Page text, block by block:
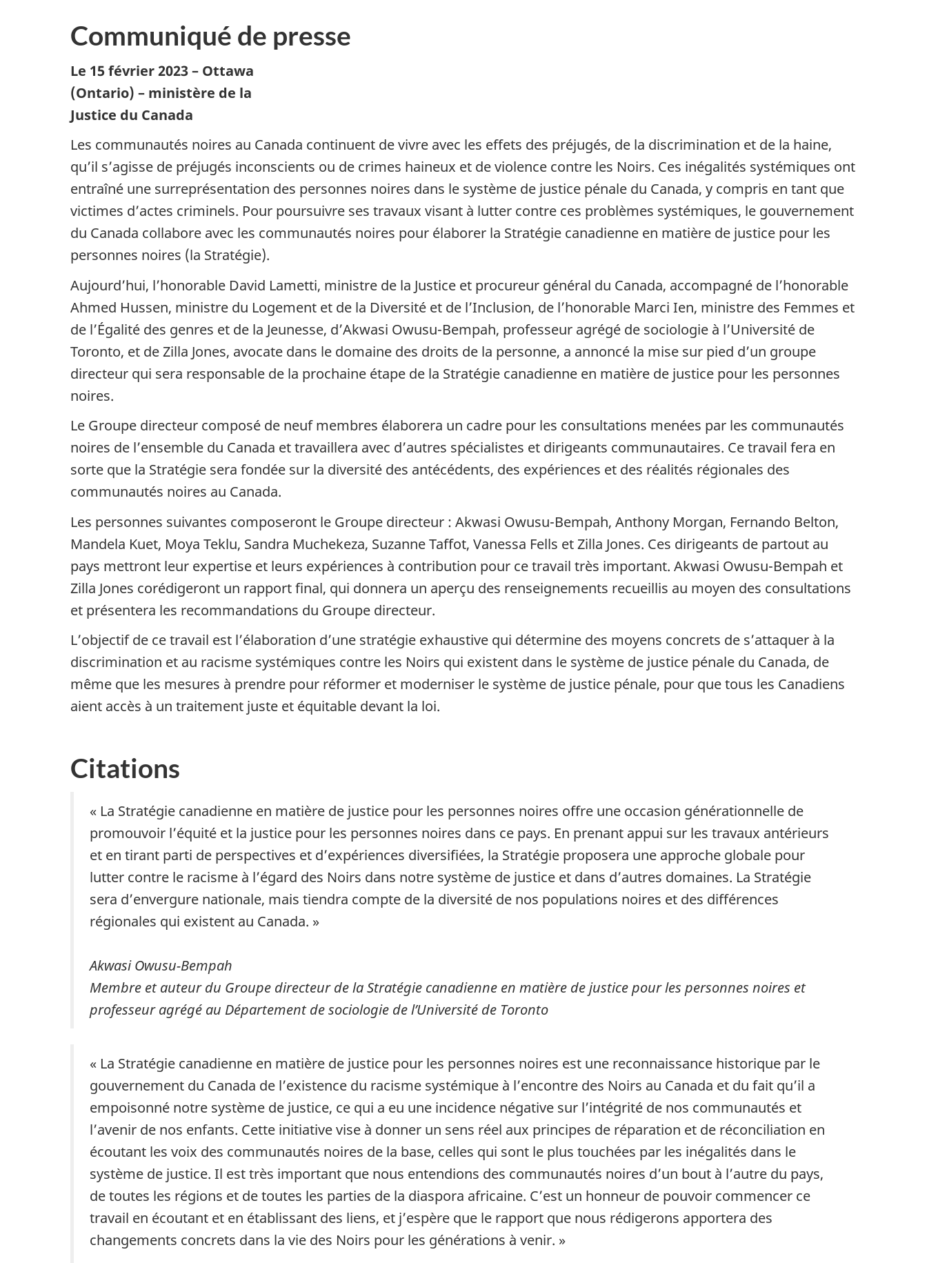
Communiqué de presse
Le 15 février 2023 – Ottawa
(Ontario) – ministère de la
Justice du Canada
Les communautés noires au Canada continuent de vivre avec les effets des préjugés, de la discrimination et de la haine,
qu’il s’agisse de préjugés inconscients ou de crimes haineux et de violence contre les Noirs. Ces inégalités systémiques ont
entraîné une surreprésentation des personnes noires dans le système de justice pénale du Canada, y compris en tant que
victimes d’actes criminels. Pour poursuivre ses travaux visant à lutter contre ces problèmes systémiques, le gouvernement
du Canada collabore avec les communautés noires pour élaborer la Stratégie canadienne en matière de justice pour les
personnes noires (la Stratégie).
Aujourd’hui, l’honorable David Lametti, ministre de la Justice et procureur général du Canada, accompagné de l’honorable
Ahmed Hussen, ministre du Logement et de la Diversité et de l’Inclusion, de l’honorable Marci Ien, ministre des Femmes et
de l’Égalité des genres et de la Jeunesse, d’Akwasi Owusu-Bempah, professeur agrégé de sociologie à l’Université de
Toronto, et de Zilla Jones, avocate dans le domaine des droits de la personne, a annoncé la mise sur pied d’un groupe
directeur qui sera responsable de la prochaine étape de la Stratégie canadienne en matière de justice pour les personnes
noires.
Le Groupe directeur composé de neuf membres élaborera un cadre pour les consultations menées par les communautés
noires de l’ensemble du Canada et travaillera avec d’autres spécialistes et dirigeants communautaires. Ce travail fera en
sorte que la Stratégie sera fondée sur la diversité des antécédents, des expériences et des réalités régionales des
communautés noires au Canada.
Les personnes suivantes composeront le Groupe directeur : Akwasi Owusu-Bempah, Anthony Morgan, Fernando Belton,
Mandela Kuet, Moya Teklu, Sandra Muchekeza, Suzanne Taffot, Vanessa Fells et Zilla Jones. Ces dirigeants de partout au
pays mettront leur expertise et leurs expériences à contribution pour ce travail très important. Akwasi Owusu-Bempah et
Zilla Jones corédigeront un rapport final, qui donnera un aperçu des renseignements recueillis au moyen des consultations
et présentera les recommandations du Groupe directeur.
L’objectif de ce travail est l’élaboration d’une stratégie exhaustive qui détermine des moyens concrets de s’attaquer à la
discrimination et au racisme systémiques contre les Noirs qui existent dans le système de justice pénale du Canada, de
même que les mesures à prendre pour réformer et moderniser le système de justice pénale, pour que tous les Canadiens
aient accès à un traitement juste et équitable devant la loi.
Citations
« La Stratégie canadienne en matière de justice pour les personnes noires offre une occasion générationnelle de
promouvoir l’équité et la justice pour les personnes noires dans ce pays. En prenant appui sur les travaux antérieurs
et en tirant parti de perspectives et d’expériences diversifiées, la Stratégie proposera une approche globale pour
lutter contre le racisme à l’égard des Noirs dans notre système de justice et dans d’autres domaines. La Stratégie
sera d’envergure nationale, mais tiendra compte de la diversité de nos populations noires et des différences
régionales qui existent au Canada. »
Akwasi Owusu-Bempah
Membre et auteur du Groupe directeur de la Stratégie canadienne en matière de justice pour les personnes noires et
professeur agrégé au Département de sociologie de l’Université de Toronto
« La Stratégie canadienne en matière de justice pour les personnes noires est une reconnaissance historique par le
gouvernement du Canada de l’existence du racisme systémique à l’encontre des Noirs au Canada et du fait qu’il a
empoisonné notre système de justice, ce qui a eu une incidence négative sur l’intégrité de nos communautés et
l’avenir de nos enfants. Cette initiative vise à donner un sens réel aux principes de réparation et de réconciliation en
écoutant les voix des communautés noires de la base, celles qui sont le plus touchées par les inégalités dans le
système de justice. Il est très important que nous entendions des communautés noires d’un bout à l’autre du pays,
de toutes les régions et de toutes les parties de la diaspora africaine. C’est un honneur de pouvoir commencer ce
travail en écoutant et en établissant des liens, et j’espère que le rapport que nous rédigerons apportera des
changements concrets dans la vie des Noirs pour les générations à venir. »